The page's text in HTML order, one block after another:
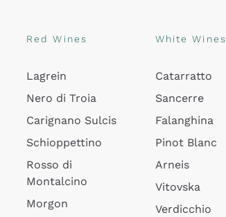
Red Wines
Lagrein
Nero di Troia
Carignano Sulcis
Schioppettino
Rosso di
Montalcino
Morgon
White Wines
Catarratto
Sancerre
Falanghina
Pinot Blanc
Arneis
Vitovska
Verdicchio